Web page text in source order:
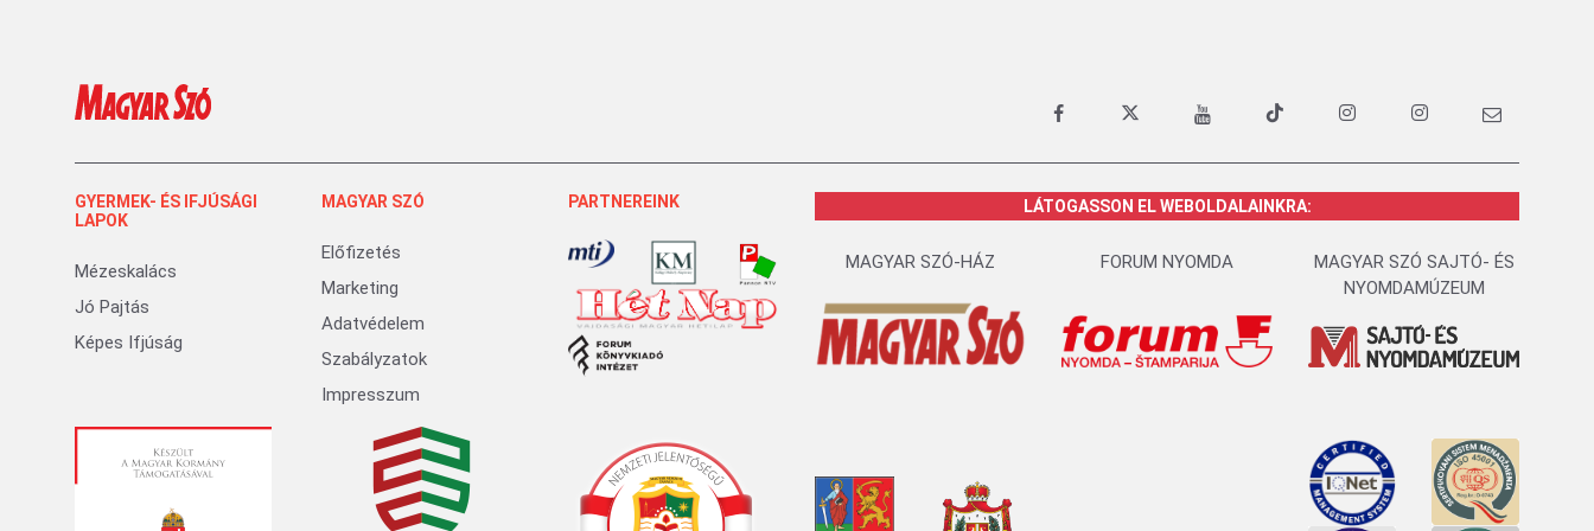
GYERMEK- ÉS IFJÚSÁGI
LAPOK
Mézeskalács
Jó Pajtás
Képes Ifjúság
MAGYAR SZÓ
Előfizetés
Marketing
Adatvédelem
Szabályzatok
Impresszum
PARTNEREINK LÁTOGASSON EL WEBOLDALAINKRA:
MAGYAR SZÓ-HÁZ FORUM NYOMDA
MAGYAR SZÓ SAJTÓ- ÉS
NYOMDAMÚZEUM